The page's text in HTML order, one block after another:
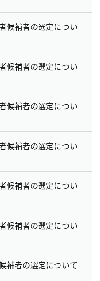
候補者の選定につい
候補者の選定につい
候補者の選定につい
候補者の選定につい
候補者の選定につい
候補者の選定につい
補者の選定について